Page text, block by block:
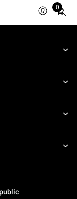
0
Total
items
cart: